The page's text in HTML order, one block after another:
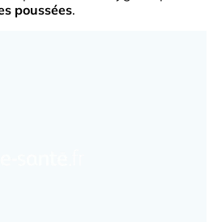
poussées.